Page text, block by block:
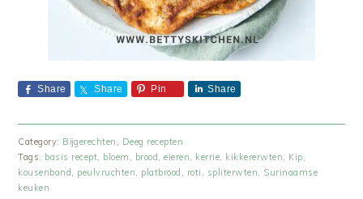
Share Share Pin Share
Category: Bijgerechten , Deeg recepten
Tags: basis recept, bloem , brood ,eieren, kerrie, kikkererwten, Kip,
kousenband , peulvruchten, platbrood , roti , spliterwten, Surinaamse
keuken